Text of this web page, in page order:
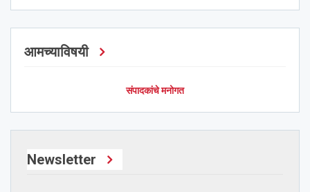
आमच्याविषयी
संपादकांचे मनोगत
Newsletter